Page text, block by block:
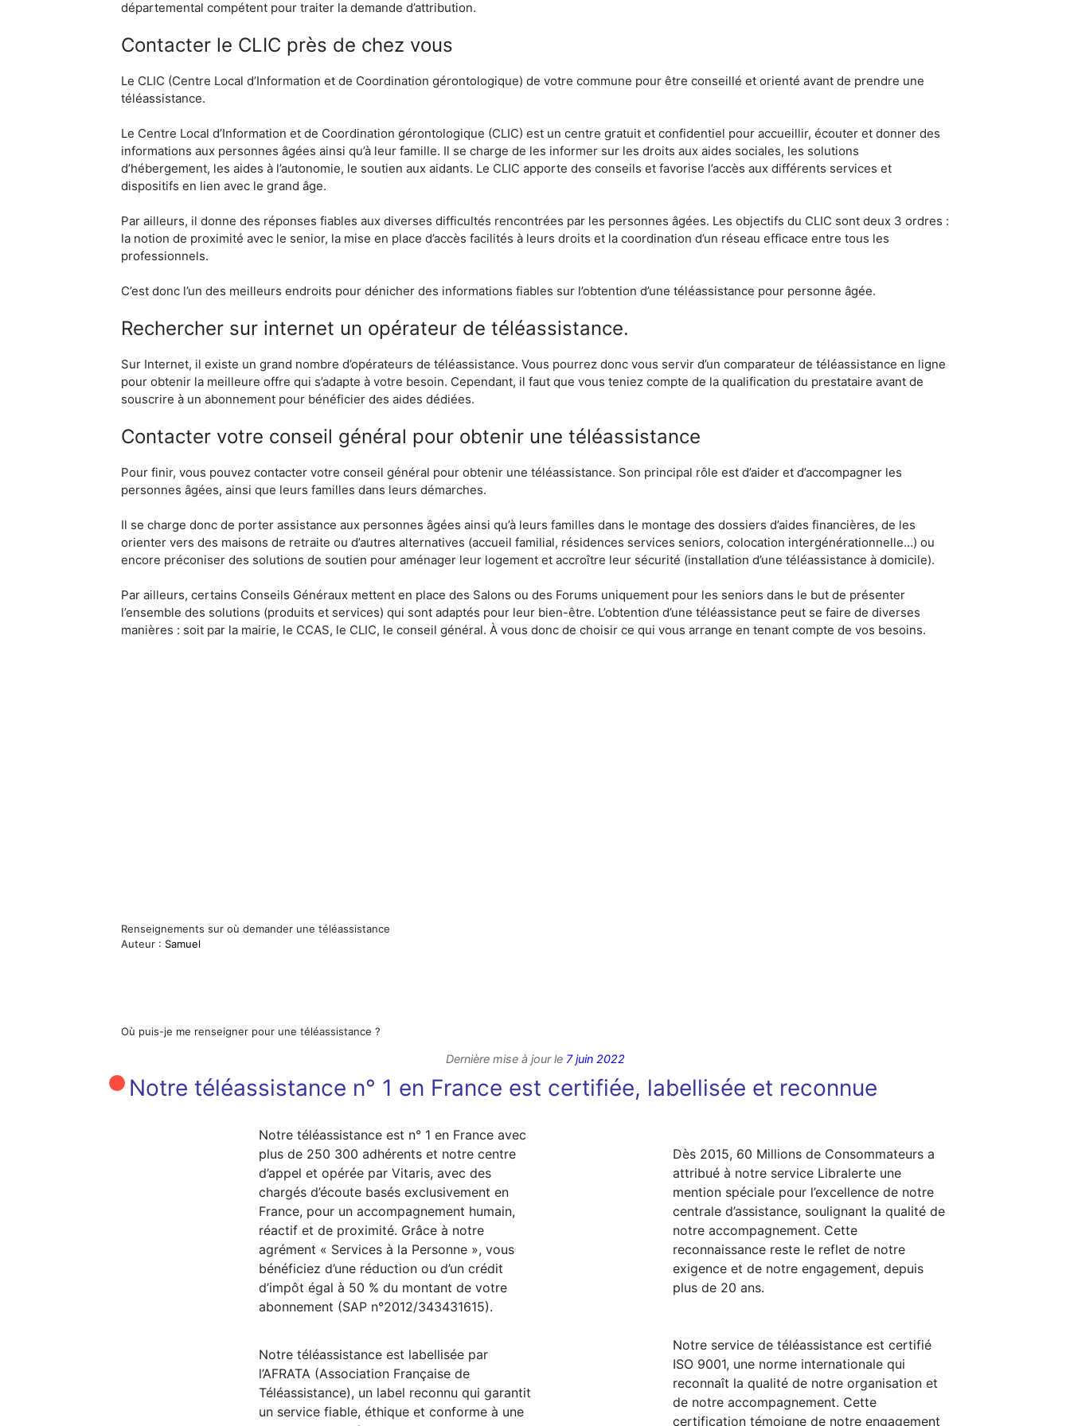
départemental compétent pour traiter la demande d’attribution.
Contacter le CLIC près de chez vous
Le CLIC (Centre Local d’Information et de Coordination gérontologique) de votre commune pour être conseillé et orienté avant de prendre une
téléassistance.
Le Centre Local d’Information et de Coordination gérontologique (CLIC) est un centre gratuit et confidentiel pour accueillir, écouter et donner des
informations aux personnes âgées ainsi qu’à leur famille. Il se charge de les informer sur les droits aux aides sociales, les solutions
d’hébergement, les aides à l’autonomie, le soutien aux aidants. Le CLIC apporte des conseils et favorise l’accès aux différents services et
dispositifs en lien avec le grand âge.
Par ailleurs, il donne des réponses fiables aux diverses difficultés rencontrées par les personnes âgées. Les objectifs du CLIC sont deux 3 ordres :
la notion de proximité avec le senior, la mise en place d’accès facilités à leurs droits et la coordination d’un réseau efficace entre tous les
professionnels.
C’est donc l’un des meilleurs endroits pour dénicher des informations fiables sur l’obtention d’une téléassistance pour personne âgée.
Rechercher sur internet un opérateur de téléassistance.
Sur Internet, il existe un grand nombre d’opérateurs de téléassistance. Vous pourrez donc vous servir d’un comparateur de téléassistance en ligne
pour obtenir la meilleure offre qui s’adapte à votre besoin. Cependant, il faut que vous teniez compte de la qualification du prestataire avant de
souscrire à un abonnement pour bénéficier des aides dédiées.
Contacter votre conseil général pour obtenir une téléassistance
Pour finir, vous pouvez contacter votre conseil général pour obtenir une téléassistance. Son principal rôle est d’aider et d’accompagner les
personnes âgées, ainsi que leurs familles dans leurs démarches.
Il se charge donc de porter assistance aux personnes âgées ainsi qu’à leurs familles dans le montage des dossiers d’aides financières, de les
orienter vers des maisons de retraite ou d’autres alternatives (accueil familial, résidences services seniors, colocation intergénérationnelle…) ou
encore préconiser des solutions de soutien pour aménager leur logement et accroître leur sécurité (installation d’une téléassistance à domicile).
Par ailleurs, certains Conseils Généraux mettent en place des Salons ou des Forums uniquement pour les seniors dans le but de présenter
l’ensemble des solutions (produits et services) qui sont adaptés pour leur bien-être. L’obtention d’une téléassistance peut se faire de diverses
manières : soit par la mairie, le CCAS, le CLIC, le conseil général. À vous donc de choisir ce qui vous arrange en tenant compte de vos besoins.
Renseignements sur où demander une téléassistance
Auteur : Samuel
Où puis-je me renseigner pour une téléassistance ?
Dernière mise à jour le 7 juin 2022
Notre téléassistance n° 1 en France est certifiée, labellisée et reconnue
Notre téléassistance est n° 1 en France avec
plus de 250 300 adhérents et notre centre
d’appel et opérée par Vitaris, avec des
chargés d’écoute basés exclusivement en
France, pour un accompagnement humain,
réactif et de proximité. Grâce à notre
agrément « Services à la Personne », vous
bénéficiez d’une réduction ou d’un crédit
d’impôt égal à 50 % du montant de votre
abonnement (SAP n°2012/343431615).
Dès 2015, 60 Millions de Consommateurs a
attribué à notre service Libralerte une
mention spéciale pour l’excellence de notre
centrale d’assistance, soulignant la qualité de
notre accompagnement. Cette
reconnaissance reste le reflet de notre
exigence et de notre engagement, depuis
plus de 20 ans.
Notre téléassistance est labellisée par
l’AFRATA (Association Française de
Téléassistance), un label reconnu qui garantit
un service fiable, éthique et conforme à une
Notre service de téléassistance est certifié
ISO 9001, une norme internationale qui
reconnaît la qualité de notre organisation et
de notre accompagnement. Cette
certification témoigne de notre engagement